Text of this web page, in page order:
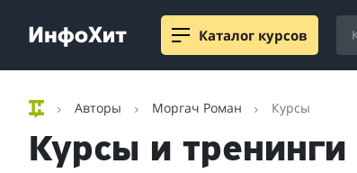
Каталог курсов
Авторы Моргач Роман Курсы
Курсы и